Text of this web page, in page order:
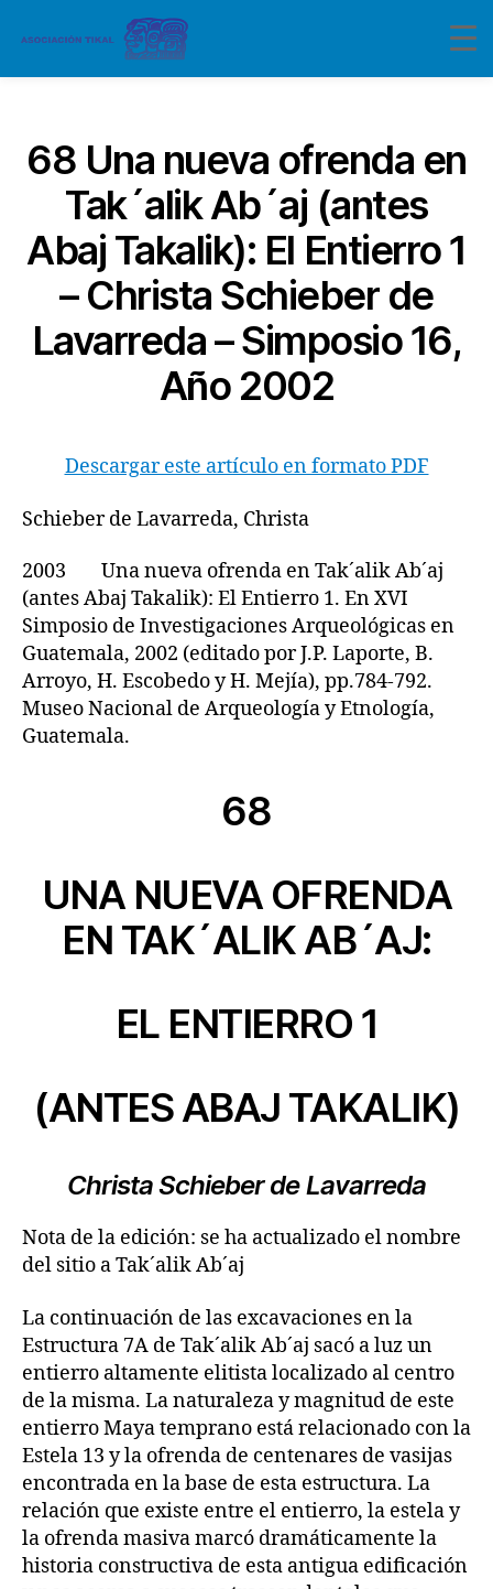
68 Una nueva ofrenda en
Tak´alik Ab´aj (antes
Abaj Takalik): El Entierro 1
– Christa Schieber de
Lavarreda – Simposio 16,
Año 2002
Descargar este artículo en formato PDF
Schieber de Lavarreda, Christa
2003 Una nueva ofrenda en Tak´alik Ab´aj
(antes Abaj Takalik): El Entierro 1. En XVI
Simposio de Investigaciones Arqueológicas en
Guatemala, 2002 (editado por J.P. Laporte, B.
Arroyo, H. Escobedo y H. Mejía), pp.784-792.
Museo Nacional de Arqueología y Etnología,
Guatemala.
68
UNA NUEVA OFRENDA
EN TAK´ALIK AB´AJ:
EL ENTIERRO 1
(ANTES ABAJ TAKALIK)
Christa Schieber de Lavarreda
Nota de la edición: se ha actualizado el nombre
del sitio a Tak´alik Ab´aj
La continuación de las excavaciones en la
Estructura 7A de Tak´alik Ab´aj sacó a luz un
entierro altamente elitista localizado al centro
de la misma. La naturaleza y magnitud de este
entierro Maya temprano está relacionado con la
Estela 13 y la ofrenda de centenares de vasijas
encontrada en la base de esta estructura. La
relación que existe entre el entierro, la estela y
la ofrenda masiva marcó dramáticamente la
historia constructiva de esta antigua edificación